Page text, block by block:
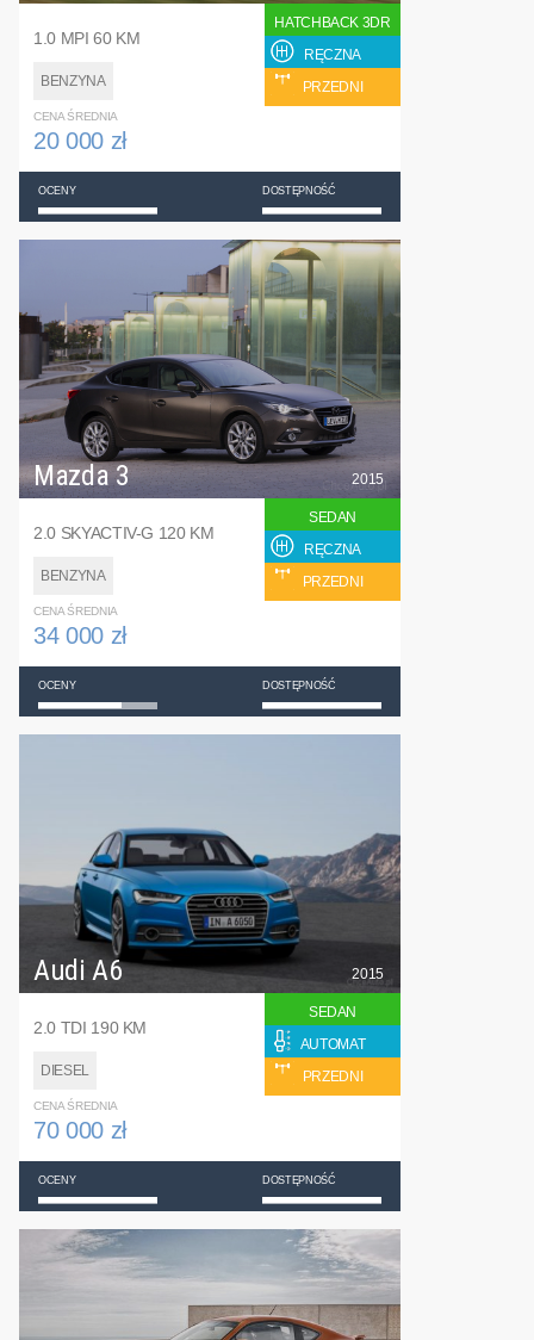
1.0 MPI 60 KM
BENZYNA
HATCHBACK 3DR
RĘCZNA
PRZEDNI
CENA ŚREDNIA
20 000 zł
OCENY DOSTĘPNOŚĆ
Mazda 3
2.0 SKYACTIV-G 120 KM
BENZYNA
2015
SEDAN
RĘCZNA
PRZEDNI
CENA ŚREDNIA
34 000 zł
OCENY DOSTĘPNOŚĆ
Audi A6
2.0 TDI 190 KM
DIESEL
2015
SEDAN
AUTOMAT
PRZEDNI
CENA ŚREDNIA
70 000 zł
OCENY DOSTĘPNOŚĆ